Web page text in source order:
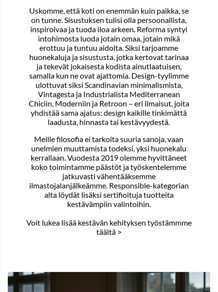
Uskomme, että koti on enemmän kuin paikka, se
on tunne. Sisustuksen tulisi olla persoonallista,
inspiroivaa ja tuoda iloa arkeen. Reforma syntyi
intohimosta luoda jotain omaa, jotain mikä
erottuu ja tuntuu aidolta. Siksi tarjoamme
huonekaluja ja sisustusta, jotka kertovat tarinaa
ja tekevät jokaisesta kodista ainutlaatuisen,
samalla kun ne ovat ajattomia. Design-tyylimme
ulottuvat siksi Scandinavian minimalismista,
Vintagesta ja Industrialista Mediterranean
Chiciin, Moderniin ja Retroon – eri ilmaisut, joita
yhdistää sama ajatus: design kaikille tinkimättä
laadusta, hinnasta tai kestävyydestä.
Meille filosofia ei tarkoita suuria sanoja, vaan
unelmien muuttamista todeksi, yksi huonekalu
kerrallaan. Vuodesta 2019 olemme hyvittäneet
koko toimintamme päästöt ja työskentelemme
jatkuvasti vähentääksemme
ilmastojalanjälkeämme. Responsible-kategorian
alta löydät lisäksi sertifioituja tuotteita
kestävämpiin valintoihin.
Voit lukea lisää kestävän kehityksen työstämmme
täältä >